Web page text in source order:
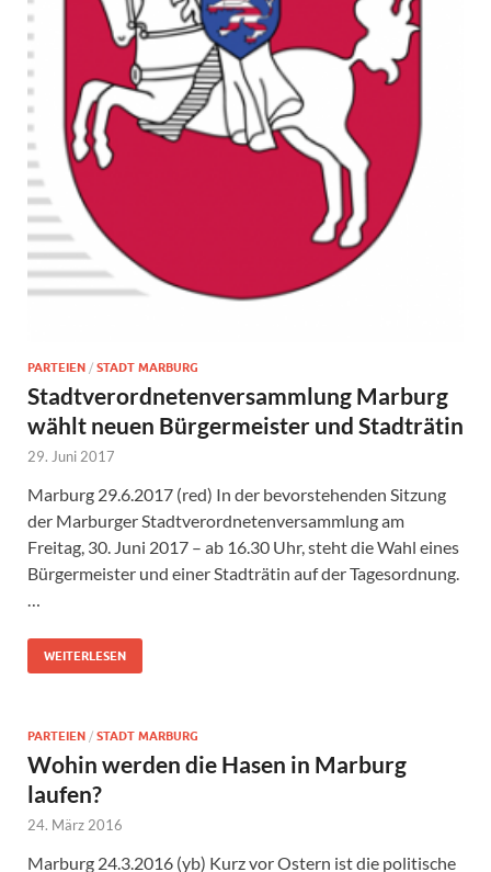
PARTEIEN / STADT MARBURG
Stadtverordnetenversammlung Marburg
wählt neuen Bürgermeister und Stadträtin
29. Juni 2017
Marburg 29.6.2017 (red) In der bevorstehenden Sitzung
der Marburger Stadtverordnetenversammlung am
Freitag, 30. Juni 2017 – ab 16.30 Uhr, steht die Wahl eines
Bürgermeister und einer Stadträtin auf der Tagesordnung.
…
WEITERLESEN
PARTEIEN / STADT MARBURG
Wohin werden die Hasen in Marburg
laufen?
24. März 2016
Marburg 24.3.2016 (yb) Kurz vor Ostern ist die politische